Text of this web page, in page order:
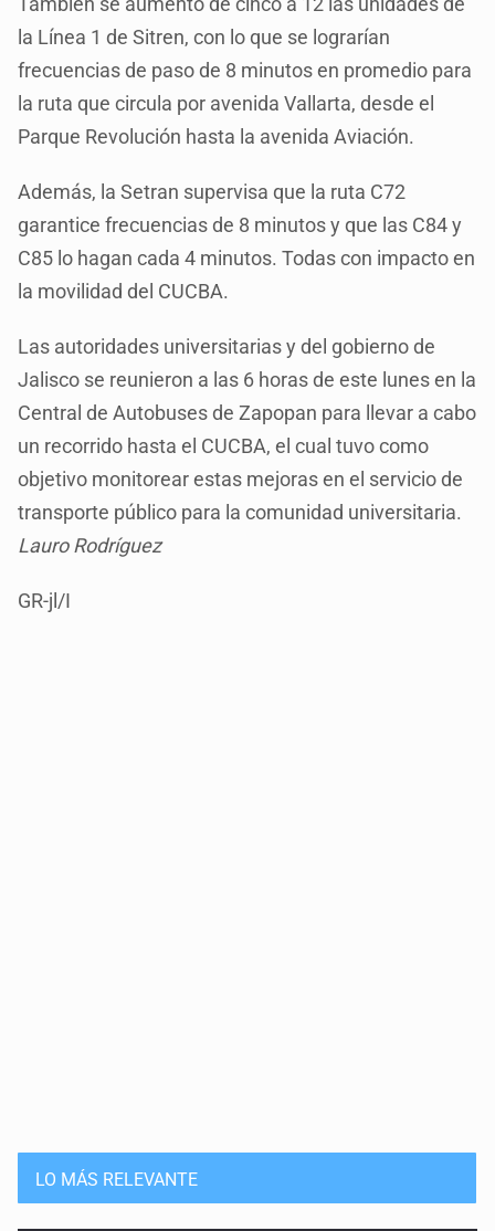
la Línea 1 de Sitren, con lo que se lograrían
frecuencias de paso de 8 minutos en promedio para
la ruta que circula por avenida Vallarta, desde el
Parque Revolución hasta la avenida Aviación.
Además, la Setran supervisa que la ruta C72
garantice frecuencias de 8 minutos y que las C84 y
C85 lo hagan cada 4 minutos. Todas con impacto en
la movilidad del CUCBA.
Las autoridades universitarias y del gobierno de
Jalisco se reunieron a las 6 horas de este lunes en la
Central de Autobuses de Zapopan para llevar a cabo
un recorrido hasta el CUCBA, el cual tuvo como
objetivo monitorear estas mejoras en el servicio de
transporte público para la comunidad universitaria.
Lauro Rodríguez
GR-jl/I
LO MÁS RELEVANTE